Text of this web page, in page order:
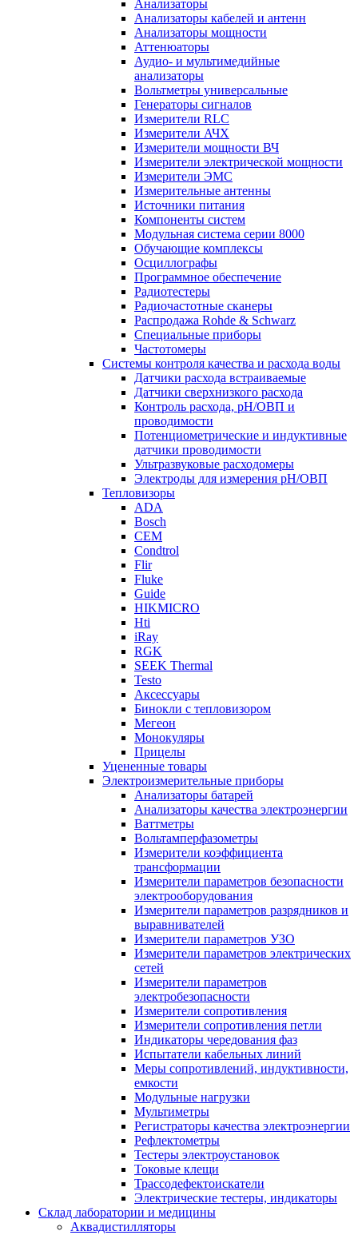
Анализаторы
Анализаторы кабелей и антенн
Анализаторы мощности
Аттенюаторы
Аудио- и мультимедийные
анализаторы
Вольтметры универсальные
Генераторы сигналов
Измерители RLC
Измерители АЧХ
Измерители мощности ВЧ
Измерители электрической мощности
Измерители ЭМС
Измерительные антенны
Источники питания
Компоненты систем
Модульная система серии 8000
Обучающие комплексы
Осциллографы
Программное обеспечение
Радиотестеры
Радиочастотные сканеры
Распродажа Rohde & Schwarz
Специальные приборы
Частотомеры
Системы контроля качества и расхода воды
Датчики расхода встраиваемые
Датчики сверхнизкого расхода
Контроль расхода, pH/ОВП и
проводимости
Потенциометрические и индуктивные
датчики проводимости
Ультразвуковые расходомеры
Электроды для измерения рH/ОВП
Тепловизоры
ADA
Bosch
CEM
Condtrol
Flir
Fluke
Guide
HIKMICRO
Hti
iRay
RGK
SEEK Thermal
Testo
Аксессуары
Бинокли с тепловизором
Мегеон
Монокуляры
Прицелы
Уцененные товары
Электроизмерительные приборы
Анализаторы батарей
Анализаторы качества электроэнергии
Ваттметры
Вольтамперфазометры
Измерители коэффициента
трансформации
Измерители параметров безопасности
электрооборудования
Измерители параметров разрядников и
выравнивателей
Измерители параметров УЗО
Измерители параметров электрических
сетей
Измерители параметров
электробезопасности
Измерители сопротивления
Измерители сопротивления петли
Индикаторы чередования фаз
Испытатели кабельных линий
Меры сопротивлений, индуктивности,
емкости
Модульные нагрузки
Мультиметры
Регистраторы качества электроэнергии
Рефлектометры
Тестеры электроустановок
Токовые клещи
Трассодефектоискатели
Электрические тестеры, индикаторы
Склад лаборатории и медицины
Аквадистилляторы